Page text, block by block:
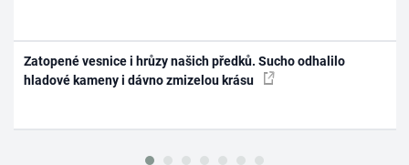
Zatopené vesnice i hrůzy našich předků. Sucho odhalilo
hladové kameny i dávno zmizelou krásu